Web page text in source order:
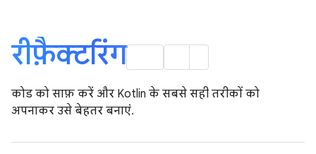
रीफ़ैक्टरिंग
कोड को साफ़ करें और Kotlin के सबसे सही तरीकों को
अपनाकर उसे बेहतर बनाएं.